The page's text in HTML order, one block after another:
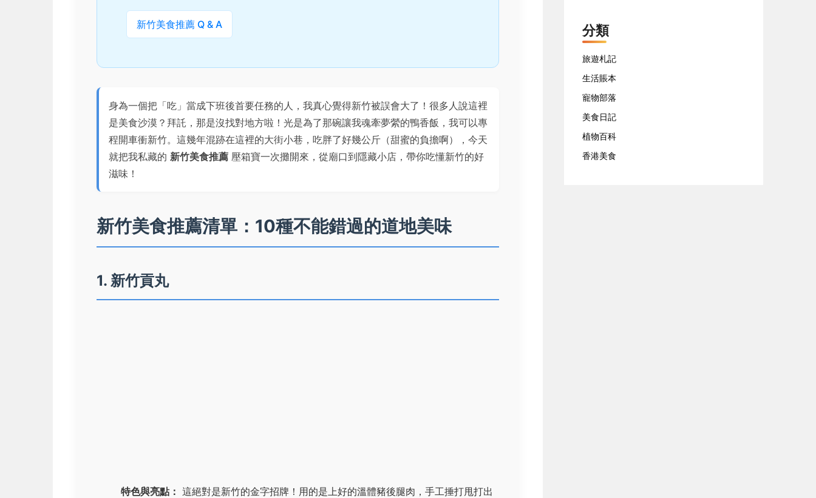
新竹美食推薦 Q & A
身為一個把「吃」當成下班後首要任務的人，我真心覺得新竹被誤會大了！很多人說這裡
是美食沙漠？拜託，那是沒找對地方啦！光是為了那碗讓我魂牽夢縈的鴨香飯，我可以專
程開車衝新竹。這幾年混跡在這裡的大街小巷，吃胖了好幾公斤（甜蜜的負擔啊），今天
就把我私藏的 新竹美食推薦 壓箱寶一次攤開來，從廟口到隱藏小店，帶你吃懂新竹的好
滋味！
新竹美食推薦清單：10種不能錯過的道地美味
1. 新竹貢丸
特色與亮點： 這絕對是新竹的金字招牌！用的是上好的溫體豬後腿肉，手工捶打甩打出
分類
旅遊札記
生活賬本
寵物部落
美食日記
植物百科
香港美食